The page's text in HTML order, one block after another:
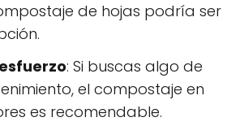
de hojas podría ser
: Si buscas algo de
el compostaje en
es recomendable.